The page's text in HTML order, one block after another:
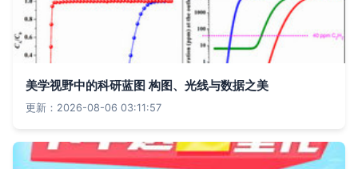
美学视野中的科研蓝图 构图、光线与数据之美
更新：2026-08-06 03:11:57